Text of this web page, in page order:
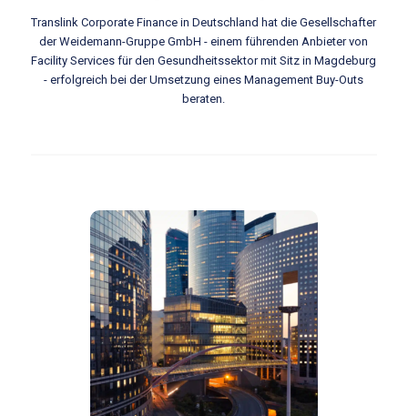
Translink Corporate Finance in Deutschland hat die Gesellschafter
der Weidemann-Gruppe GmbH - einem führenden Anbieter von
Facility Services für den Gesundheitssektor mit Sitz in Magdeburg
- erfolgreich bei der Umsetzung eines Management Buy-Outs
beraten.